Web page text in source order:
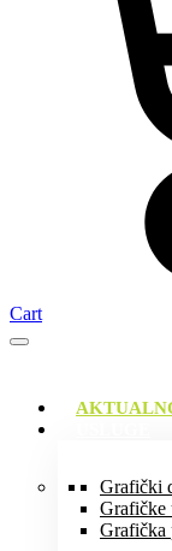
Cart
Grafički
Grafičke
Grafička